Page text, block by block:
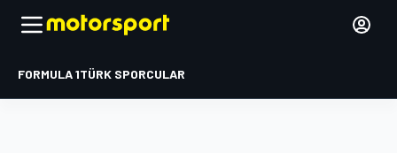
FORMULA 1TÜRK SPORCULAR